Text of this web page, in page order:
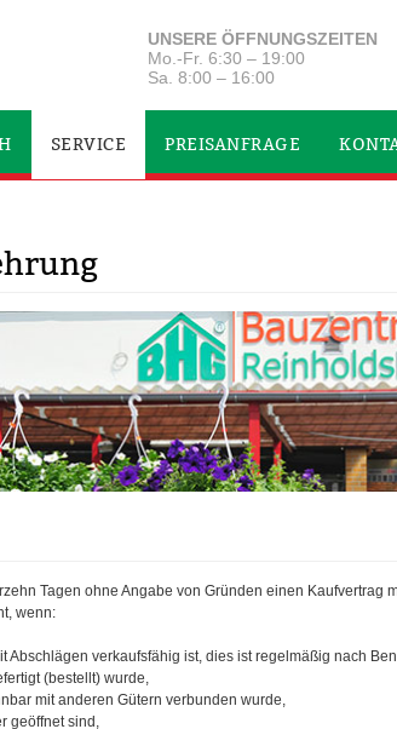
UNSERE ÖFFNUNGSZEITEN
Mo.-Fr. 6:30 – 19:00
Sa. 8:00 – 16:00
SERVICE PREISANFRAGE
Tagen ohne Angabe von Gründen einen Kaufvertrag
wenn:
Abschlägen verkaufsfähig ist, dies ist regelmäßig nach
(bestellt) wurde,
mit anderen Gütern verbunden wurde,
geöffnet sind,